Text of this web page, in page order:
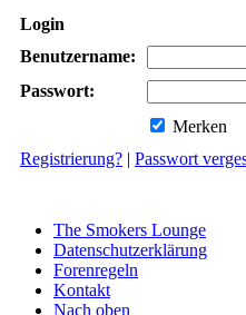
Login
Benutzername:
Passwort:
Merken
Registrierung? | Passwort
The Smokers Lounge
Datenschutzerklärung
Forenregeln
Kontakt
Nach oben